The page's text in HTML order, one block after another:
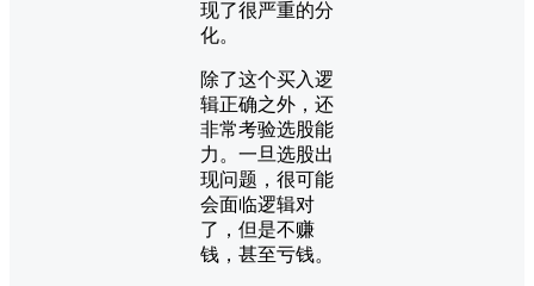
现了很严重的分
化。
除了这个买入逻
辑正确之外，还
非常考验选股能
力。一旦选股出
现问题，很可能
会面临逻辑对
了，但是不赚
钱，甚至亏钱。